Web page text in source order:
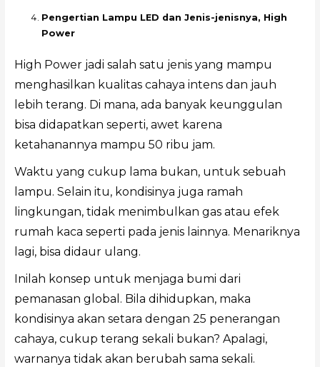
Pengertian Lampu LED dan Jenis-jenisnya, High
Power
High Power jadi salah satu jenis yang mampu
menghasilkan kualitas cahaya intens dan jauh
lebih terang. Di mana, ada banyak keunggulan
bisa didapatkan seperti, awet karena
ketahanannya mampu 50 ribu jam.
Waktu yang cukup lama bukan, untuk sebuah
lampu. Selain itu, kondisinya juga ramah
lingkungan, tidak menimbulkan gas atau efek
rumah kaca seperti pada jenis lainnya. Menariknya
lagi, bisa didaur ulang.
Inilah konsep untuk menjaga bumi dari
pemanasan global. Bila dihidupkan, maka
kondisinya akan setara dengan 25 penerangan
cahaya, cukup terang sekali bukan? Apalagi,
warnanya tidak akan berubah sama sekali.